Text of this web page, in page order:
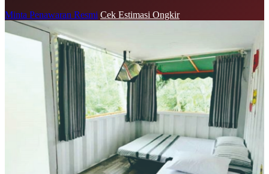
Minta Penawaran Resmi Cek Estimasi Ongkir